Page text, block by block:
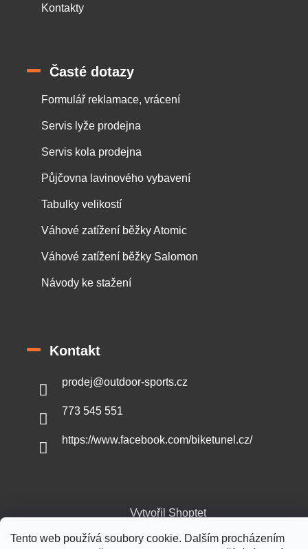
Tento web používá soubory cookie. Dalším procházením
Kontakty
Časté dotazy
Formulář reklamace, vrácení
Servis lyže prodejna
Servis kola prodejna
Půjčovna lavinového vybavení
Tabulky velikostí
Váhové zatížení běžky Atomic
Váhové zatížení běžky Salomon
Návody ke stažení
Kontakt
prodej@outdoor-sports.cz
773 545 551
https://www.facebook.com/biketunel.cz/
Vytvořil Shoptet